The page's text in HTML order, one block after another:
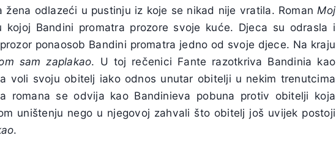
odlazeći u pustinju iz koje se nikad nije vratila. Roman Moj
Bandini promatra prozore svoje kuće. Djeca su odrasla i
ponaosob Bandini promatra jedno od svoje djece. Na kraju
sam zaplakao. U toj rečenici Fante razotkriva Bandinia kao
voli svoju obitelj iako odnos unutar obitelji u nekim trenutcima
romana se odvija kaoBandinieva pobuna protiv obitelji koja
uništenju nego u njegovoj zahvali što obitelj još uvijek postoji
.